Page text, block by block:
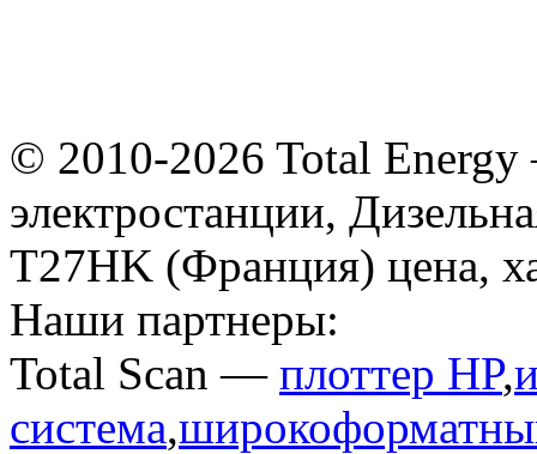
© 2010-2026 Total
электростанции,
T27HK (Франция) цена,
Наши партнеры:
Total Scan — плоттер HP,
система,